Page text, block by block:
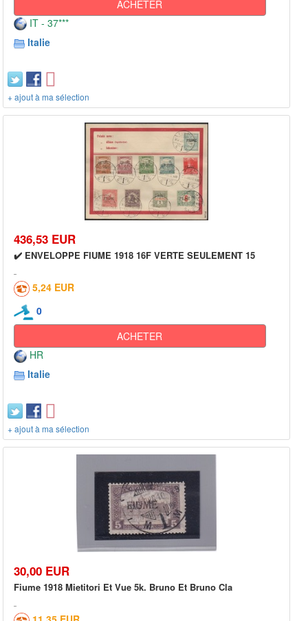
ACHETER
IT - 37***
Italie
+ ajout à ma sélection
436,53 EUR
✔️ ENVELOPPE FIUME 1918 16F VERTE SEULEMENT 15
5,24 EUR
0
ACHETER
HR
Italie
+ ajout à ma sélection
30,00 EUR
Fiume 1918 Mietitori Et Vue 5k. Bruno Et Bruno Cla